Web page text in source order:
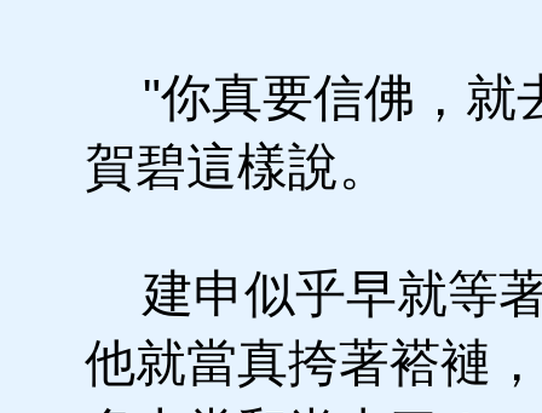
"你真要信佛，就
賀碧這樣說。
建申似乎早就等
他就當真挎著褡褳